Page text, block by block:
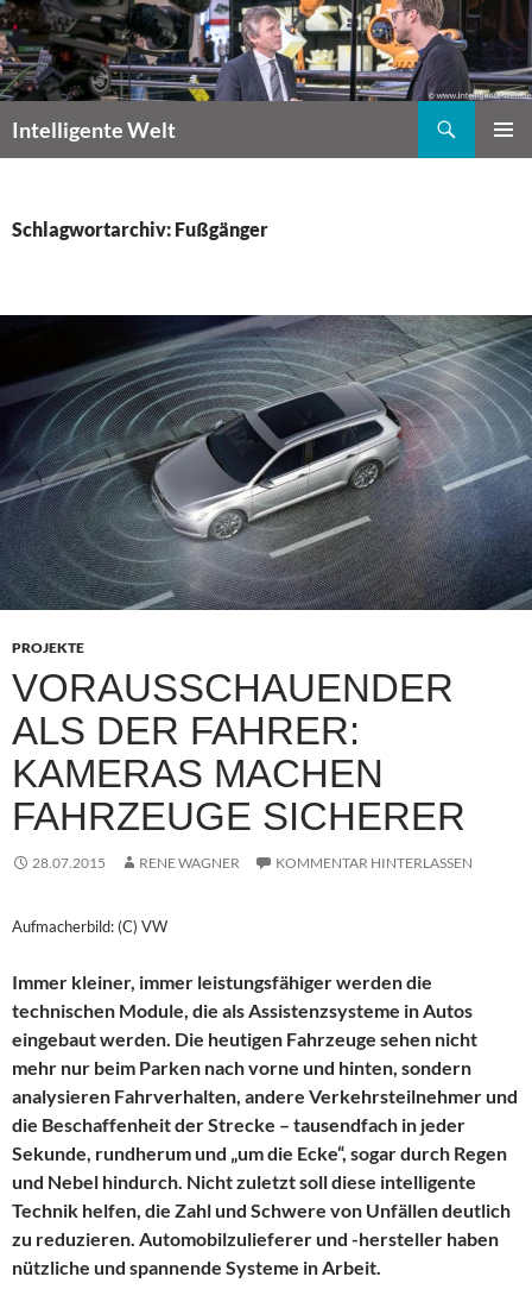
Zum
Inhalt
springen
Intelligente Welt
Schlagwortarchiv: Fußgänger
PROJEKTE
VORAUSSCHAUENDER
ALS DER FAHRER:
KAMERAS MACHEN
FAHRZEUGE SICHERER
28.07.2015 RENE WAGNER KOMMENTAR HINTERLASSEN
Aufmacherbild: (C) VW
Immer kleiner, immer leistungsfähiger werden die
technischen Module, die als Assistenzsysteme in Autos
eingebaut werden. Die heutigen Fahrzeuge sehen nicht
mehr nur beim Parken nach vorne und hinten, sondern
analysieren Fahrverhalten, andere Verkehrsteilnehmer und
die Beschaffenheit der Strecke – tausendfach in jeder
Sekunde, rundherum und „um die Ecke“, sogar durch Regen
und Nebel hindurch. Nicht zuletzt soll diese intelligente
Technik helfen, die Zahl und Schwere von Unfällen deutlich
zu reduzieren. Automobilzulieferer und -hersteller haben
nützliche und spannende Systeme in Arbeit.